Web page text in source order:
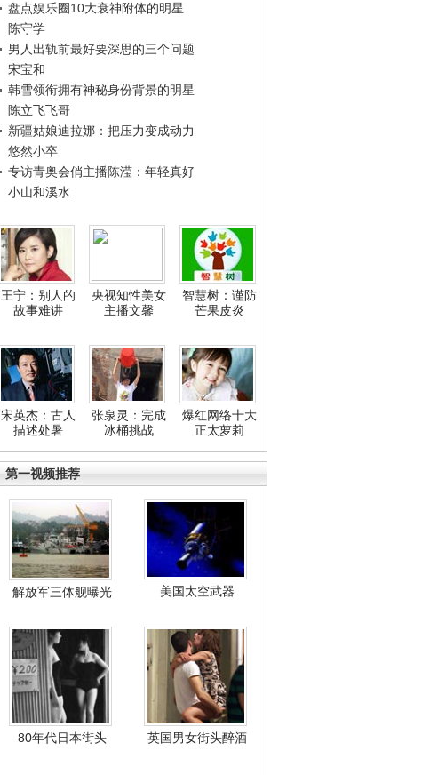
盘点娱乐圈10大衰神附体的明星
陈守学
男人出轨前最好要深思的三个问题
宋宝和
韩雪领衔拥有神秘身份背景的明星
陈立飞飞哥
新疆姑娘迪拉娜：把压力变成动力
悠然小卒
专访青奥会俏主播陈滢：年轻真好
小山和溪水
王宁：别人的
故事难讲
央视知性美女
主播文馨
智慧树：谨防
芒果皮炎
宋英杰：古人
描述处暑
张泉灵：完成
冰桶挑战
爆红网络十大
正太萝莉
第一视频推荐
解放军三体舰曝光 美国太空武器
80年代日本街头 英国男女街头醉酒